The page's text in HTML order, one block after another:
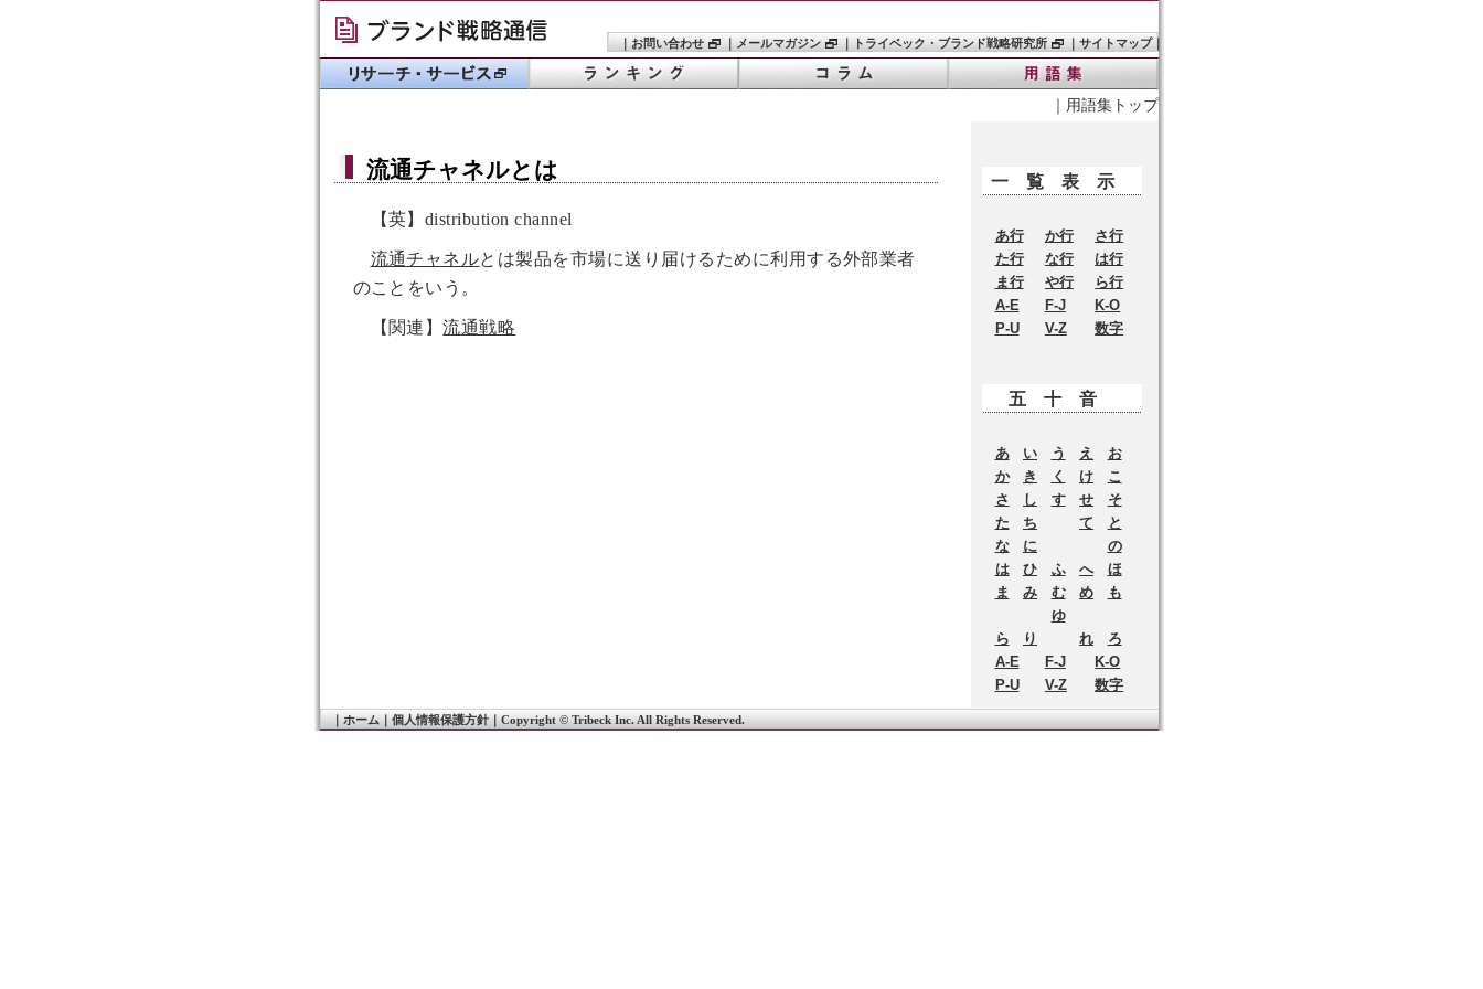
｜ お問い合わせ ｜ メールマガジン ｜ トライベック・ブランド戦略研究所 ｜ サイトマップ｜
｜ 用語集トップ
流通チャネルとは
【英】distribution channel
流通チャネルとは製品を市場に送り届けるために利用する外部業者
のことをいう。
【関連】流通戦略
一覧表示
あ行 か行
さ行
た行
な行
は行
ま行
や行
ら行
A-E
F-J
K-O
P-U
V-Z 数字
五十音
あ い う え
お
か
き く け
こ
さ
し す せ
そ
た
ち て
と
な
に
の
は
ひ ふ へ
ほ
ま
み む め
も
ゆ
ら
り れ
ろ
A-E
F-J
K-O
P-U
V-Z 数字
ホーム｜ 個人情報保護方針｜ Copyright © Tribeck Inc. All Rights Reserved.